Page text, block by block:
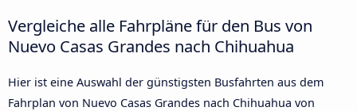
Vergleiche alle Fahrpläne für den Bus von
Nuevo Casas Grandes nach Chihuahua
Hier ist eine Auswahl der günstigsten Busfahrten aus dem
Fahrplan von Nuevo Casas Grandes nach Chihuahua von